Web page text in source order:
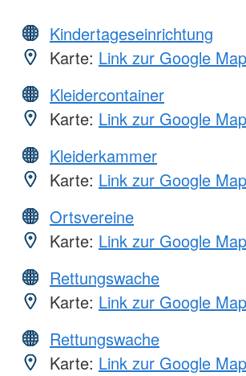
Kindertageseinrichtung
Karte: Link zur Google
Kleidercontainer
Karte: Link zur Google
Kleiderkammer
Karte: Link zur Google
Ortsvereine
Karte: Link zur Google
Rettungswache
Karte: Link zur Google
Rettungswache
Karte: Link zur Google